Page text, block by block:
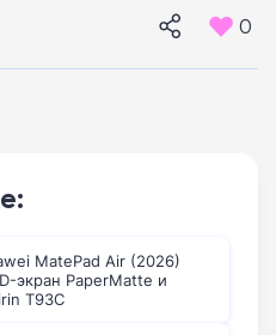
0
MatePad Air (2026)
экран PaperMatte и
T93C